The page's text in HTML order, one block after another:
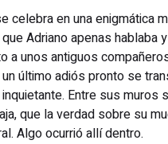
celebra en una enigmática
Adriano apenas hablaba
a unos antiguos
último adiós pronto se
Entre sus muros
que la verdad sobre su
Algo ocurrió allí dentro.